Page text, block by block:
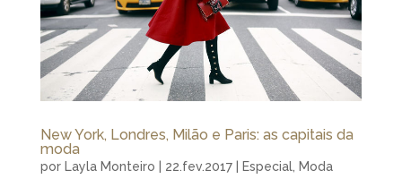
New York, Londres, Milão e Paris: as capitais da
moda
por Layla Monteiro 22.fev.2017| Especial, Moda